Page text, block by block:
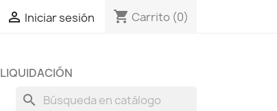
 Iniciar sesión shopping_cart Carrito (0)
LIQUIDACIÓN
search